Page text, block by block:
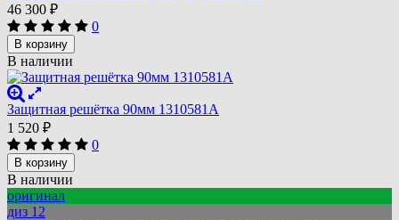
46 300 ₽
0
В корзину
В наличии
Защитная решётка 90мм 1310581A
1 520 ₽
0
В корзину
В наличии
оригинал
диз 12